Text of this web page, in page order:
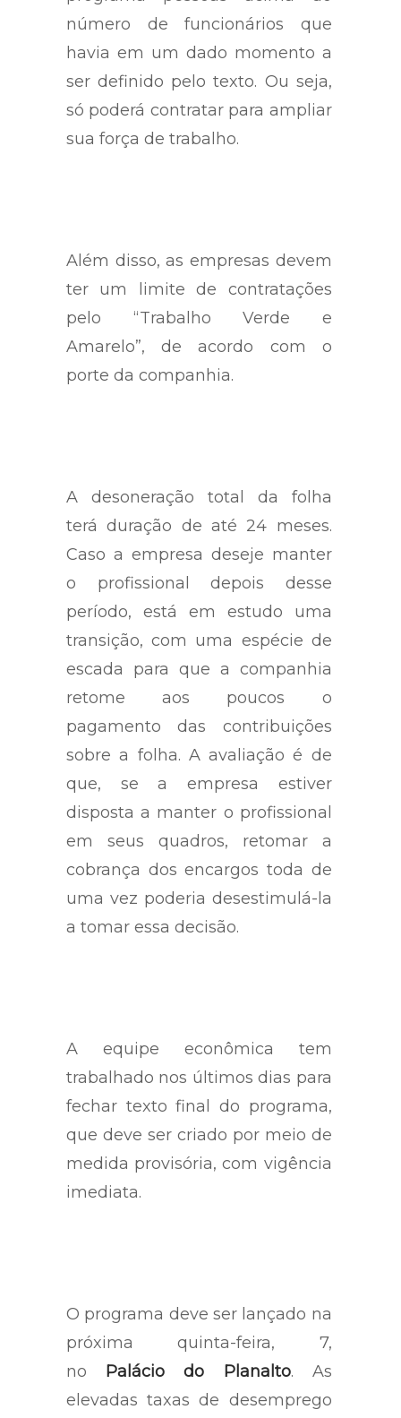
número de funcionários que
havia em um dado momento a
ser definido pelo texto. Ou seja,
só poderá contratar para ampliar
sua força de trabalho.
Além disso, as empresas devem
ter um limite de contratações
pelo “Trabalho Verde e
Amarelo”, de acordo com o
porte da companhia.
A desoneração total da folha
terá duração de até 24 meses.
Caso a empresa deseje manter
o profissional depois desse
período, está em estudo uma
transição, com uma espécie de
escada para que a companhia
retome aos poucos o
pagamento das contribuições
sobre a folha. A avaliação é de
que, se a empresa estiver
disposta a manter o profissional
em seus quadros, retomar a
cobrança dos encargos toda de
uma vez poderia desestimulá-la
a tomar essa decisão.
A equipe econômica tem
trabalhado nos últimos dias para
fechar texto final do programa,
que deve ser criado por meio de
medida provisória, com vigência
imediata.
O programa deve ser lançado na
próxima quinta-feira, 7,
no Palácio do Planalto. As
elevadas taxas de desemprego